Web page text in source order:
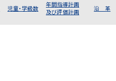
児童・学級数
年間指導計画
及び評価計画
沿 革